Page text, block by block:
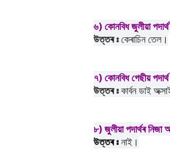
৬)কোনবিধ জুলীয়া
উত্তৰ ঃকেৰাচিন তেল।
৭)কোনবিধ গেছীয় পদাৰ্থ
উত্তৰ ঃকাৰ্বন ডাই
৮)জুলীয়া পদাৰ্থৰ
উত্তৰ ঃনাই।